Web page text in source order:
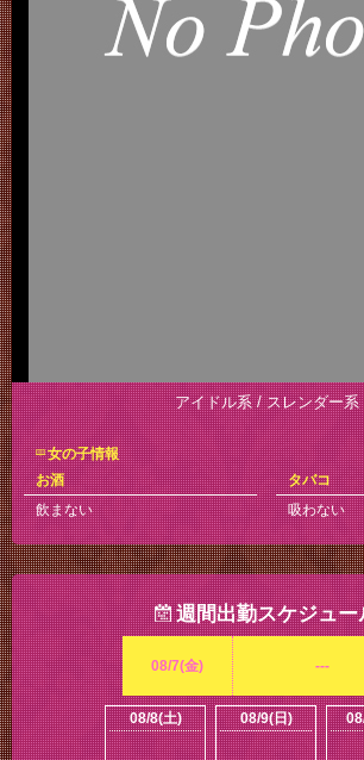
アイドル系 / スレンダー系
女の子情報
お酒
飲まない
タバコ
吸わない
週間出勤スケジュー
08/7(金) ---
08/8(土) 08/9(日)